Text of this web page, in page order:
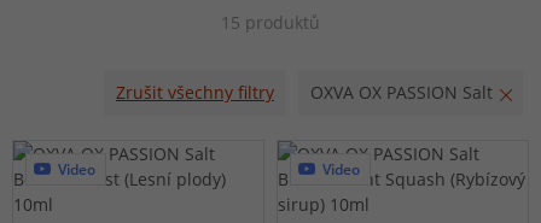
15 produktů
Zrušit všechny filtry OXVA OX PASSION Salt
Video Video